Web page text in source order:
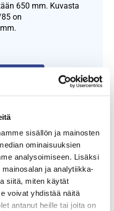
sisällön ja mainosten
ominaisuuksien
analysoimiseen. Lisäksi
ja analytiikka-
siitä, miten käytät
voivat yhdistää näitä
antanut heille tai joita on
650 mm. Kuvasta
on
sopivasti